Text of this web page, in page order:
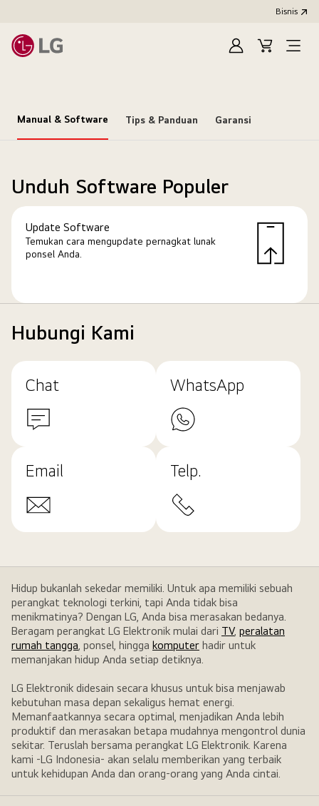
Bisnis
MasukKeranjang
Open
Manual & Software Tips & Panduan Garansi
Unduh Software Populer
Update Software
Temukan cara mengupdate pernagkat lunak
ponsel Anda.
Hubungi Kami
Chat WhatsApp
Email Telp.
Hidup bukanlah sekedar memiliki. Untuk apa memiliki sebuah
perangkat teknologi terkini, tapi Anda tidak bisa
menikmatinya? Dengan LG, Anda bisa merasakan bedanya.
Beragam perangkat LG Elektronik mulai dari TV, peralatan
rumah tangga, ponsel, hingga komputer hadir untuk
memanjakan hidup Anda setiap detiknya.
LG Elektronik didesain secara khusus untuk bisa menjawab
kebutuhan masa depan sekaligus hemat energi.
Memanfaatkannya secara optimal, menjadikan Anda lebih
produktif dan merasakan betapa mudahnya mengontrol dunia
sekitar. Teruslah bersama perangkat LG Elektronik. Karena
kami -LG Indonesia- akan selalu memberikan yang terbaik
untuk kehidupan Anda dan orang-orang yang Anda cintai.